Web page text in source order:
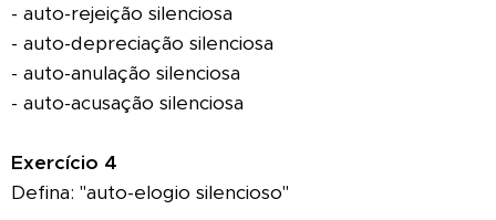
- auto-rejeição silenciosa
- auto-depreciação silenciosa
- auto-anulação silenciosa
- auto-acusação silenciosa
Exercício 4
Defina: "auto-elogio silencioso"